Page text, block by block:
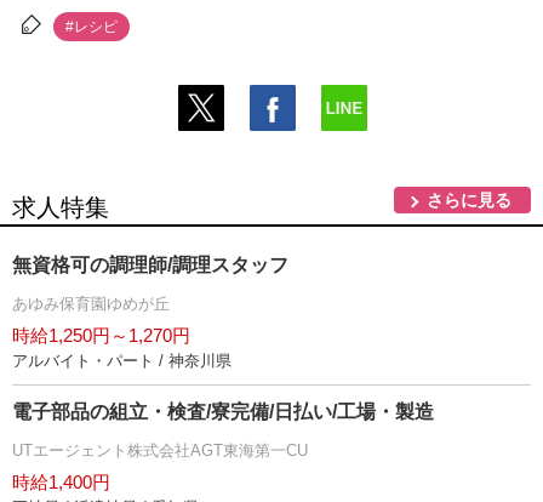
#レシピ
求人特集 さらに見る
無資格可の調理師/調理スタッフ
あゆみ保育園ゆめが丘
時給1,250円～1,270円
アルバイト・パート / 神奈川県
電子部品の組立・検査/寮完備/日払い/工場・製造
UTエージェント株式会社AGT東海第一CU
時給1,400円